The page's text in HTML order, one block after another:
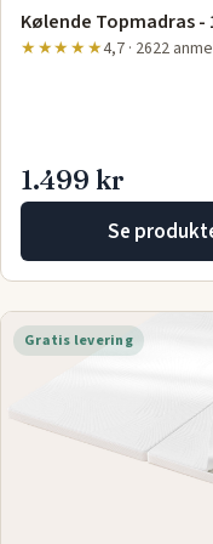
Kølende Topmadras -
★★★★★4,7 · 2622
1.499 kr
Se
Gratis levering